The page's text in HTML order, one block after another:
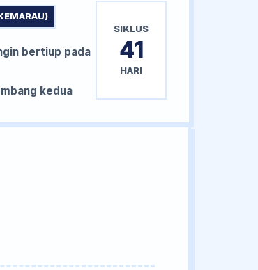
bertiup pada
kedua
SIKLUS
41
HARI